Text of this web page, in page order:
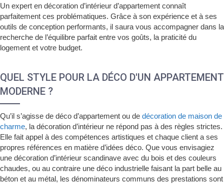
Un expert en décoration d’intérieur d’appartement connaît
parfaitement ces problématiques. Grâce à son expérience et à ses
outils de conception performants, il saura vous accompagner dans la
recherche de l’équilibre parfait entre vos goûts, la praticité du
logement et votre budget.
QUEL STYLE POUR LA DÉCO D'UN APPARTEMENT
MODERNE ?
Qu’il s’agisse de déco d’appartement ou de décoration de maison de
charme, la décoration d’intérieur ne répond pas à des règles strictes.
Elle fait appel à des compétences artistiques et chaque client a ses
propres références en matière d’idées déco. Que vous envisagiez
une décoration d’intérieur scandinave avec du bois et des couleurs
chaudes, ou au contraire une déco industrielle faisant la part belle au
béton et au métal, les dénominateurs communs des prestations sont